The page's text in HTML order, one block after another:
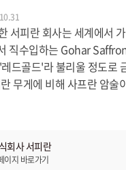
서피란 회사는 세계에서
직수입하는 Gohar
드골드'라 불리울 정도로
무게에 비해 사프란 암술
회사 서피란
이지 바로가기